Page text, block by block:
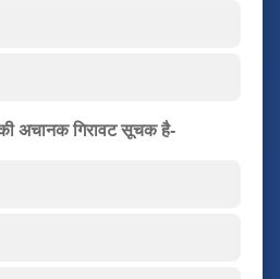
अचानक गिरावट सूचक है-